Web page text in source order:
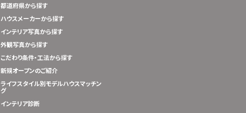
都道府県から探す
ハウスメーカーから探す
インテリア写真から探す
外観写真から探す
こだわり条件・工法から探す
新規オープンのご紹介
ライフスタイル別モデルハウスマッチン
グ
インテリア診断